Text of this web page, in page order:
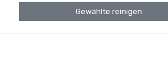
Gewählte reinigen